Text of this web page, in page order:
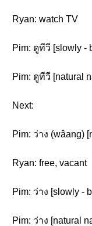
Ryan: watch TV
Pim: ดูทีวี [slowly -
Pim: ดูทีวี [natural
Next:
Pim: ว่าง (wâang)
Ryan: free, vacant
Pim: ว่าง [slowly -
Pim: ว่าง [natural